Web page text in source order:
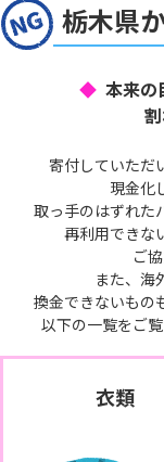
栃木県
本来の
寄付していただ
現金化
取っ手のはずれた
再利用できな
ご
また、海
換金できないもの
以下の一覧をご
衣類